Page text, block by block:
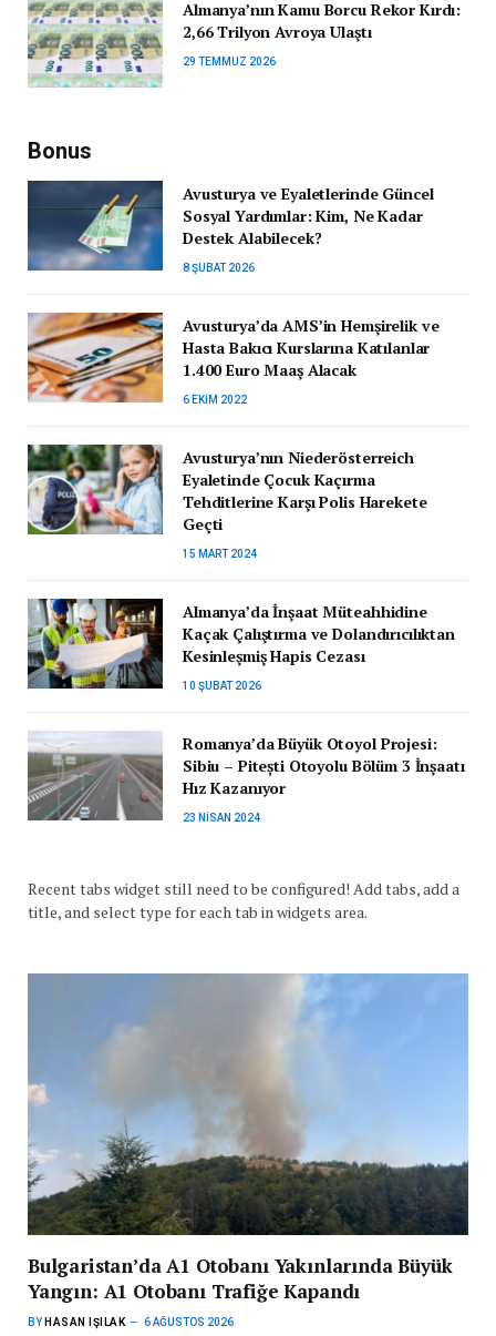
Almanya’nın Kamu Borcu Rekor Kırdı:
2,66 Trilyon Avroya Ulaştı
29 TEMMUZ 2026
Bonus
Avusturya ve Eyaletlerinde Güncel
Sosyal Yardımlar: Kim, Ne Kadar
Destek Alabilecek?
8 ŞUBAT 2026
Avusturya’da AMS’in Hemşirelik ve
Hasta Bakıcı Kurslarına Katılanlar
1.400 Euro Maaş Alacak
6 EKIM 2022
Avusturya’nın Niederösterreich
Eyaletinde Çocuk Kaçırma
Tehditlerine Karşı Polis Harekete
Geçti
15 MART 2024
Almanya’da İnşaat Müteahhidine
Kaçak Çalıştırma ve Dolandırıcılıktan
Kesinleşmiş Hapis Cezası
10 ŞUBAT 2026
Romanya’da Büyük Otoyol Projesi:
Sibiu – Pitești Otoyolu Bölüm 3 İnşaatı
Hız Kazanıyor
23 NISAN 2024
Recent tabs widget still need to be configured! Add tabs, add a
title, and select type for each tab in widgets area.
Bulgaristan’da A1 Otobanı Yakınlarında Büyük
Yangın: A1 Otobanı Trafiğe Kapandı
BY HASAN IŞILAK 6 AĞUSTOS 2026